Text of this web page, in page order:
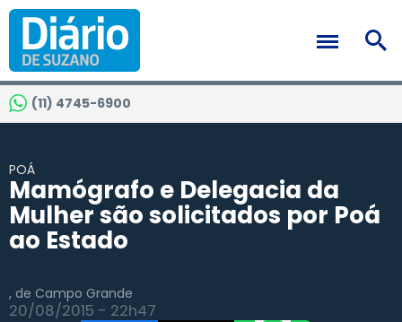
(11) 4745-6900
POÁ
Mamógrafo e Delegacia da
Mulher são solicitados por Poá
ao Estado
, de Campo Grande
20/08/2015 - 22h47